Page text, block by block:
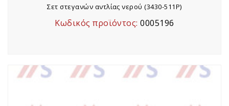
Σετ στεγανών αντλίας νερού (3430-511P)
Κωδικός προϊόντος:0005196